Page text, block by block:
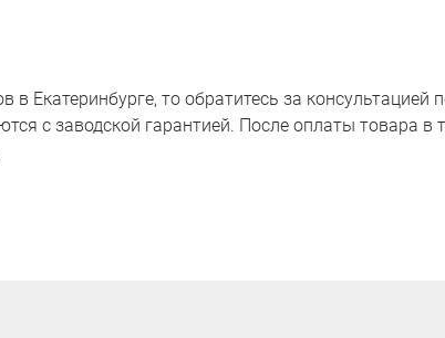
Екатеринбурге, то обратитесь за консультацией
с заводской гарантией. После оплаты товара в